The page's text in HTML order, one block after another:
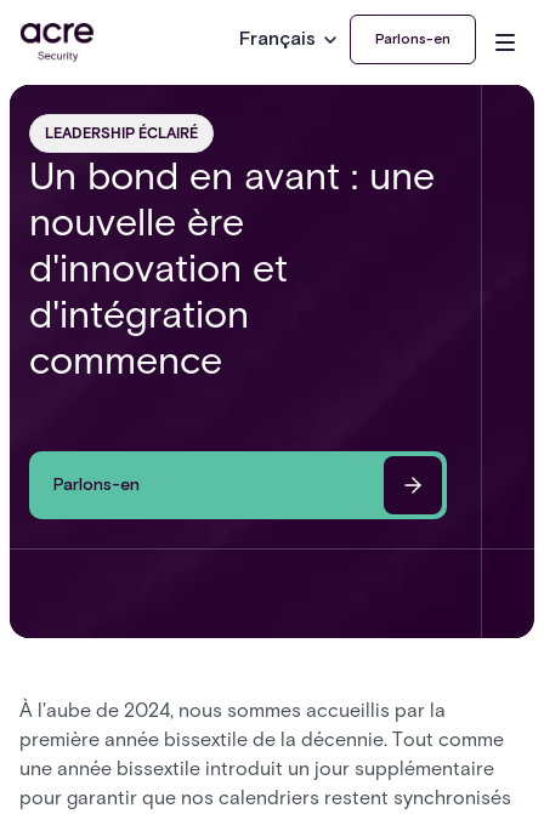
Français Parlons-en
LEADERSHIP ÉCLAIRÉ
Un bond en avant : une
nouvelle ère
d'innovation et
d'intégration
commence
Parlons-en
À l'aube de 2024, nous sommes accueillis par la
première année bissextile de la décennie. Tout comme
une année bissextile introduit un jour supplémentaire
pour garantir que nos calendriers restent synchronisés